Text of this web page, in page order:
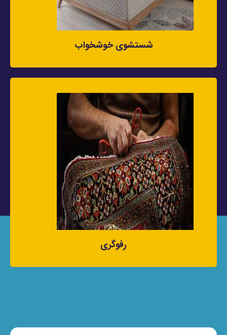
شستشوی خوشخواب
رفوگری